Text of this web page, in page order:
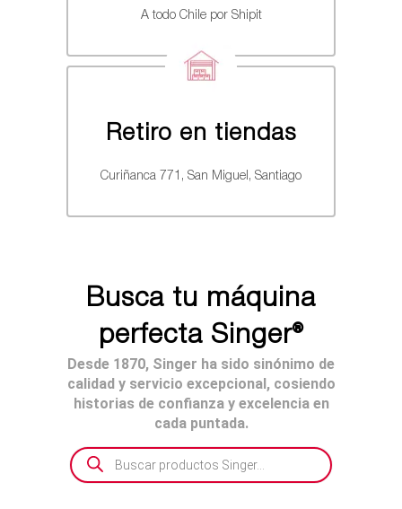
A todo Chile por Shipit
Retiro en tiendas
Curiñanca 771, San Miguel, Santiago
Busca tu máquina
perfecta Singer®
Desde 1870, Singer ha sido sinónimo de
calidad y servicio excepcional, cosiendo
historias de confianza y excelencia en
cada puntada.
Búsqueda
de
productos